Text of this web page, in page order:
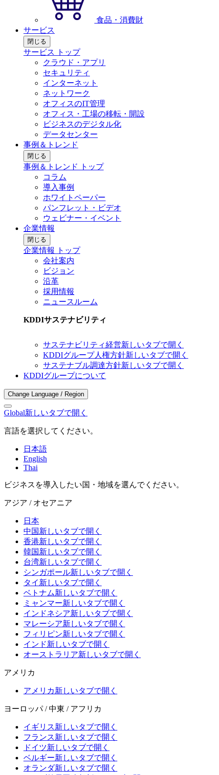
食品・消費財
サービス
閉じる
サービス トップ
クラウド・アプリ
セキュリティ
インターネット
ネットワーク
オフィスのIT管理
オフィス・工場の移転・開設
ビジネスのデジタル化
データセンター
事例＆トレンド
閉じる
事例＆トレンド トップ
コラム
導入事例
ホワイトペーパー
パンフレット・ビデオ
ウェビナー・イベント
企業情報
閉じる
企業情報 トップ
会社案内
ビジョン
沿革
採用情報
ニュースルーム
KDDIサステナビリティ
サステナビリティ経営新しいタブで開く
KDDIグループ人権方針新しいタブで開く
サステナブル調達方針新しいタブで開く
KDDIグループについて
Change Language / Region
Global新しいタブで開く
言語を選択してください。
日本語
English
Thai
ビジネスを導入したい国・地域を選んでください。
アジア / オセアニア
日本
中国新しいタブで開く
香港新しいタブで開く
韓国新しいタブで開く
台湾新しいタブで開く
シンガポール新しいタブで開く
タイ 新しいタブで開く
ベトナム新しいタブで開く
ミャンマー新しいタブで開く
インドネシア新しいタブで開く
マレーシア新しいタブで開く
フィリピン新しいタブで開く
インド新しいタブで開く
オーストラリア新しいタブで開く
アメリカ
アメリカ新しいタブで開く
ヨーロッパ / 中東 / アフリカ
イギリス新しいタブで開く
フランス新しいタブで開く
ドイツ新しいタブで開く
ベルギー新しいタブで開く
オランダ新しいタブで開く